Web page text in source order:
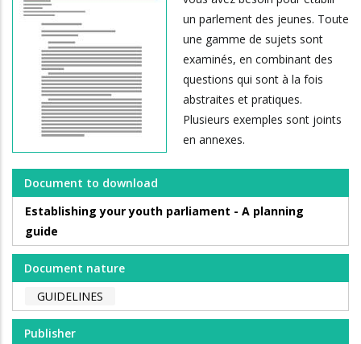
un parlement des jeunes. Toute
une gamme de sujets sont
examinés, en combinant des
questions qui sont à la fois
abstraites et pratiques.
Plusieurs exemples sont joints
en annexes.
Document to download
Establishing your youth parliament - A planning
guide
Document nature
GUIDELINES
Publisher